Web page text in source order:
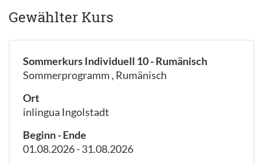
Gewählter Kurs
Sommerkurs Individuell 10 - Rumänisch
Sommerprogramm , Rumänisch
Ort
inlingua Ingolstadt
Beginn - Ende
01.08.2026 - 31.08.2026